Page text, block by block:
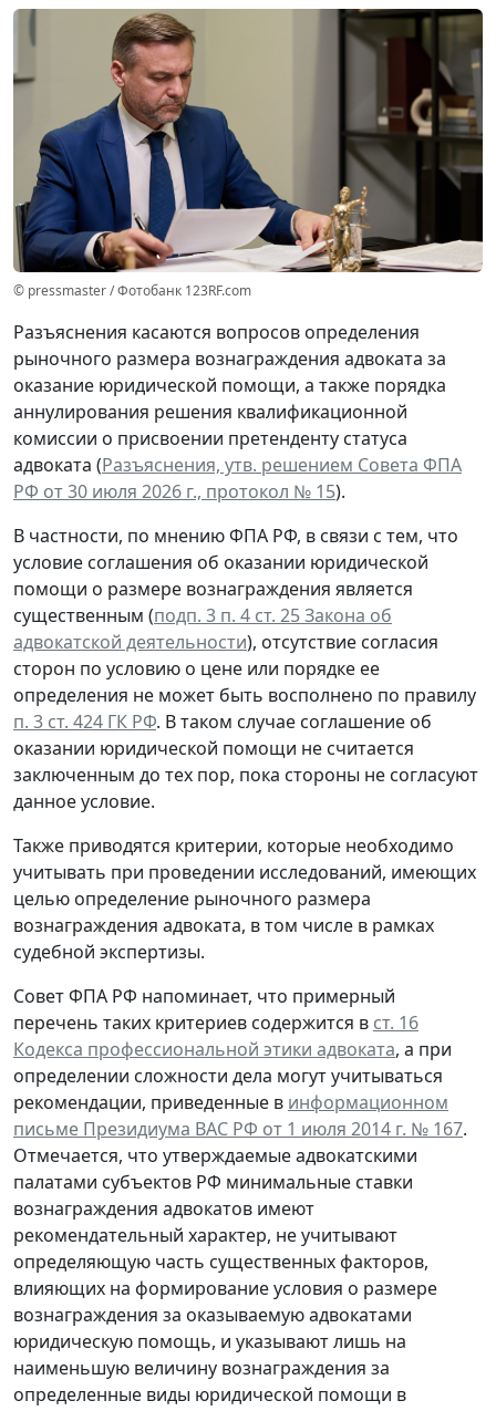
© pressmaster / Фотобанк 123RF.com
Разъяснения касаются вопросов определения
рыночного размера вознаграждения адвоката за
оказание юридической помощи, а также порядка
аннулирования решения квалификационной
комиссии о присвоении претенденту статуса
адвоката (Разъяснения, утв. решением Совета ФПА
РФ от 30 июля 2026 г., протокол № 15).
В частности, по мнению ФПА РФ, в связи с тем, что
условие соглашения об оказании юридической
помощи о размере вознаграждения является
существенным (подп. 3 п. 4 ст. 25 Закона об
адвокатской деятельности), отсутствие согласия
сторон по условию о цене или порядке ее
определения не может быть восполнено по правилу
п. 3 ст. 424 ГК РФ. В таком случае соглашение об
оказании юридической помощи не считается
заключенным до тех пор, пока стороны не согласуют
данное условие.
Также приводятся критерии, которые необходимо
учитывать при проведении исследований, имеющих
целью определение рыночного размера
вознаграждения адвоката, в том числе в рамках
судебной экспертизы.
Совет ФПА РФ напоминает, что примерный
перечень таких критериев содержится в ст. 16
Кодекса профессиональной этики адвоката, а при
определении сложности дела могут учитываться
рекомендации, приведенные в информационном
письме Президиума ВАС РФ от 1 июля 2014 г. № 167.
Отмечается, что утверждаемые адвокатскими
палатами субъектов РФ минимальные ставки
вознаграждения адвокатов имеют
рекомендательный характер, не учитывают
определяющую часть существенных факторов,
влияющих на формирование условия о размере
вознаграждения за оказываемую адвокатами
юридическую помощь, и указывают лишь на
наименьшую величину вознаграждения за
определенные виды юридической помощи в